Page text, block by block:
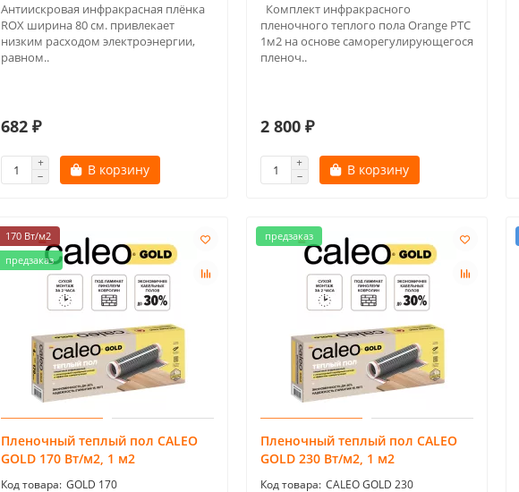
Антиискровая инфракрасная плёнка
ROX ширина 80 см. привлекает
низким расходом электроэнергии,
равном..
682 ₽
В корзину
Комплект инфракрасного
пленочного теплого пола Orange PTC
1м2 на основе саморегулирующегося
пленоч..
2 800 ₽
В корзину
170 Вт/м2
предзаказ
Пленочный теплый пол CALEO
GOLD 170 Вт/м2, 1 м2
GOLD 170
предзаказ
Пленочный теплый пол CALEO
GOLD 230 Вт/м2, 1 м2
CALEO GOLD 230